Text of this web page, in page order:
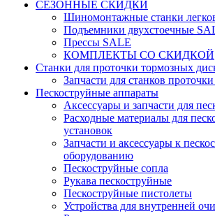
СЕЗОННЫЕ СКИДКИ
Шиномонтажные станки
Подъемники двухстоечные
Прессы SALE
КОМПЛЕКТЫ СО СКИДКОЙ
Станки для проточки тормозных
Запчасти для станков
Пескоструйные аппараты
Аксессуары и запчасти для
Расходные материалы для
установок
Запчасти и аксессуары к
оборудованию
Пескоструйные сопла
Рукава пескоструйные
Пескоструйные пистолеты
Устройства для внутренней